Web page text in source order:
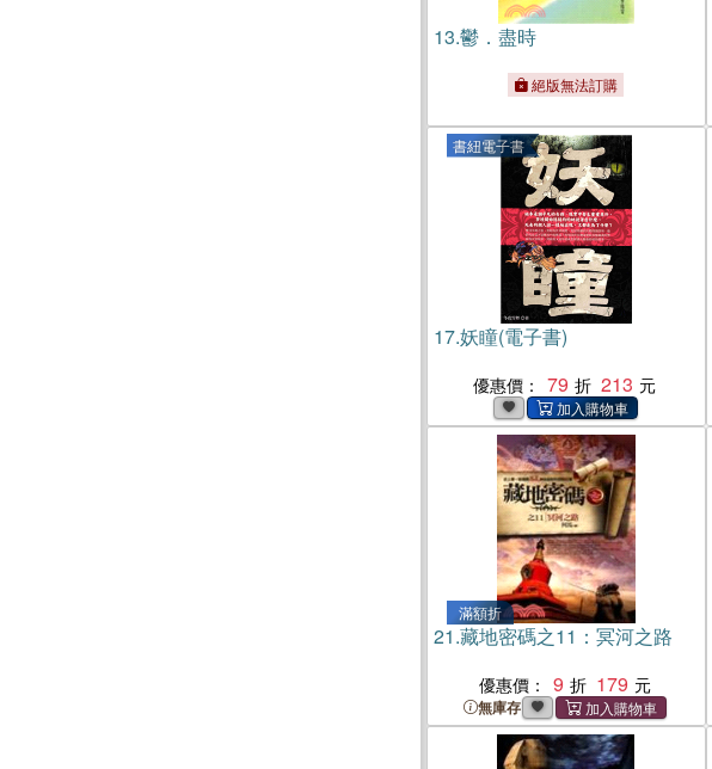
13.鬱．盡時
絕版無法訂購
書紐電子書
17.妖瞳(電子書)
優惠價： 79 213
滿額折
21.藏地密碼之11：冥河之路
優惠價： 9 179
無庫存